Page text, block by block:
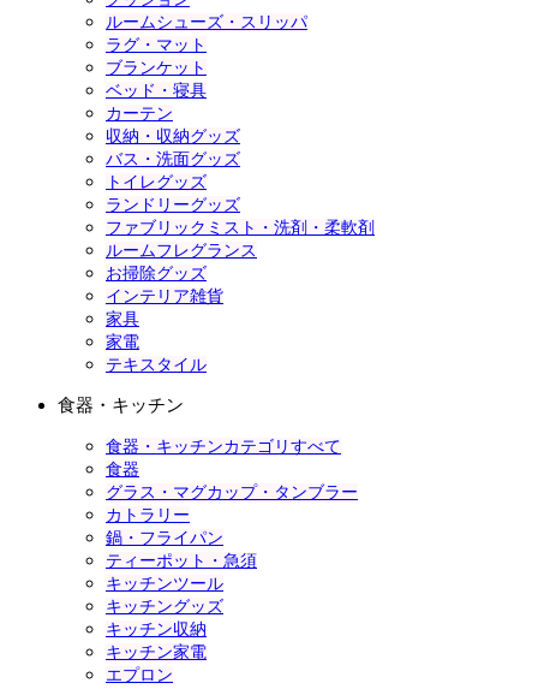
ルームシューズ・スリッパ
ラグ・マット
ブランケット
ベッド・寝具
カーテン
収納・収納グッズ
バス・洗面グッズ
トイレグッズ
ランドリーグッズ
ファブリックミスト・洗剤・柔軟剤
ルームフレグランス
お掃除グッズ
インテリア雑貨
家具
家電
テキスタイル
食器・キッチン
食器・キッチンカテゴリすべて
食器
グラス・マグカップ・タンブラー
カトラリー
鍋・フライパン
ティーポット・急須
キッチンツール
キッチングッズ
キッチン収納
キッチン家電
エプロン